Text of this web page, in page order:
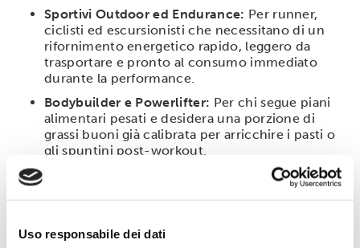
Uso responsabile dei dati
Sportivi Outdoor ed Endurance: Per runner,
ciclisti ed escursionisti che necessitano di un
rifornimento energetico rapido, leggero da
trasportare e pronto al consumo immediato
durante la performance.
Bodybuilder e Powerlifter: Per chi segue piani
alimentari pesati e desidera una porzione di
grassi buoni già calibrata per arricchire i pasti o
gli spuntini post-workout.
Per chi trascorre
molte ore fuori casa e non vuole rinunciare a